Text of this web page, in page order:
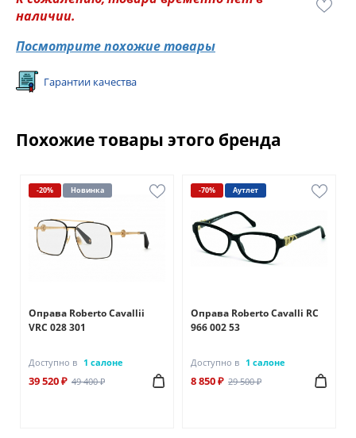
наличии.
Посмотрите похожие товары
Гарантии качества
Похожие товары этого бренда
-20% Новинка
Оправа Roberto Cavallii
VRC 028 301
Доступно в 1 салоне
39 520 ₽ 49 400 ₽
-70% Аутлет
Оправа Roberto Cavalli RC
966 002 53
Доступно в 1 салоне
8 850 ₽ 29 500 ₽